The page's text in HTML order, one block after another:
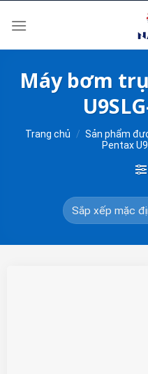
Máy bơm
Trang chủ / Sản phẩm
Pentax